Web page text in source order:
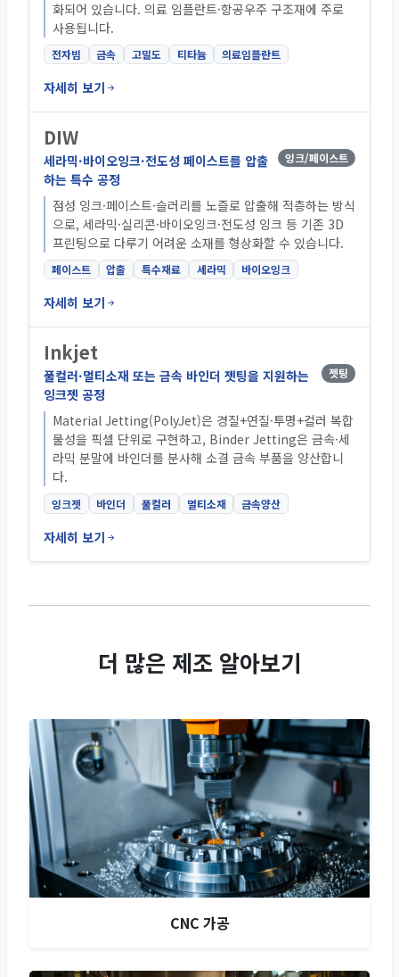
화되어 있습니다. 의료 임플란트·항공우주 구조재에 주로
사용됩니다.
전자빔 금속 고밀도 티타늄 의료임플란트
자세히 보기
DIW
세라믹·바이오잉크·전도성 페이스트를 압출
하는 특수 공정
잉크/페이스트
점성 잉크·페이스트·슬러리를 노즐로 압출해 적층하는 방식
으로, 세라믹·실리콘·바이오잉크·전도성 잉크 등 기존 3D
프린팅으로 다루기 어려운 소재를 형상화할 수 있습니다.
페이스트 압출 특수재료 세라믹 바이오잉크
자세히 보기
Inkjet
풀컬러·멀티소재 또는 금속 바인더 젯팅을 지원하는
잉크젯 공정
젯팅
Material Jetting(PolyJet)은 경질+연질·투명+컬러 복합
물성을 픽셀 단위로 구현하고, Binder Jetting은 금속·세
라믹 분말에 바인더를 분사해 소결 금속 부품을 양산합니
다.
잉크젯 바인더 풀컬러 멀티소재 금속양산
자세히 보기
더 많은 제조 알아보기
CNC 가공